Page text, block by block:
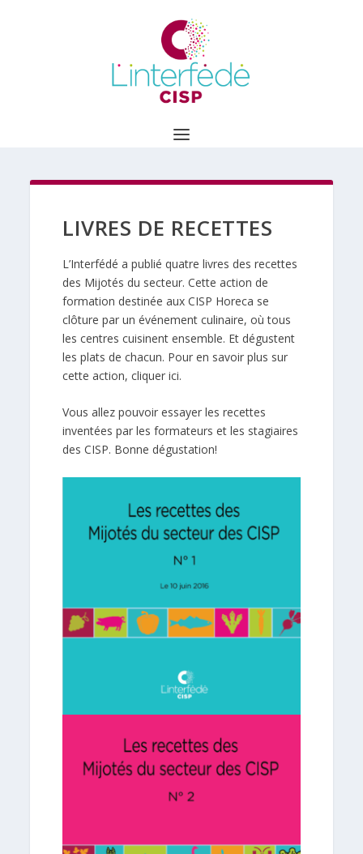
LIVRES DE RECETTES
L’Interfédé a publié quatre livres des recettes
des Mijotés du secteur. Cette action de
formation destinée aux CISP Horeca se
clôture par un événement culinaire, où tous
les centres cuisinent ensemble. Et dégustent
les plats de chacun. Pour en savoir plus sur
cette action, cliquer ici.
Vous allez pouvoir essayer les recettes
inventées par les formateurs et les stagiaires
des CISP. Bonne dégustation!